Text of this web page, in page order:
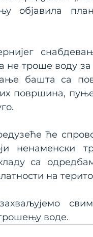
објавила
не троше воду
башта са
површина,
ће
ненаменски
са
на
воде.